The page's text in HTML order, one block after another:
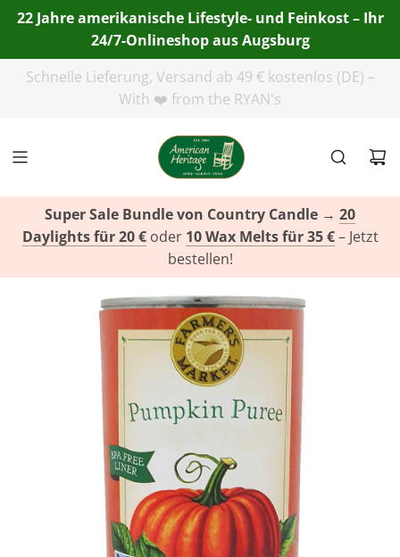
22 Jahre amerikanische Lifestyle- und Feinkost – Ihr
24/7-Onlineshop aus Augsburg
Telefon:+49(0)821 455 254 00 | E-Mail:info@american-
heritage.de| WhatsApp:+49(0)151 116 719 10
Super Sale Bundle von Country Candle → 20
Daylights für 20 €oder 10 Wax Melts für 35 €– Jetzt
bestellen!